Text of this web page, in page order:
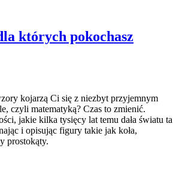
których pokochasz
kojarzą Ci się z niezbyt przyjemnym
czyli matematyką? Czas to zmienić.
jakie kilka tysięcy lat temu dała światu ta
i opisując figury takie jak koła,
prostokąty.